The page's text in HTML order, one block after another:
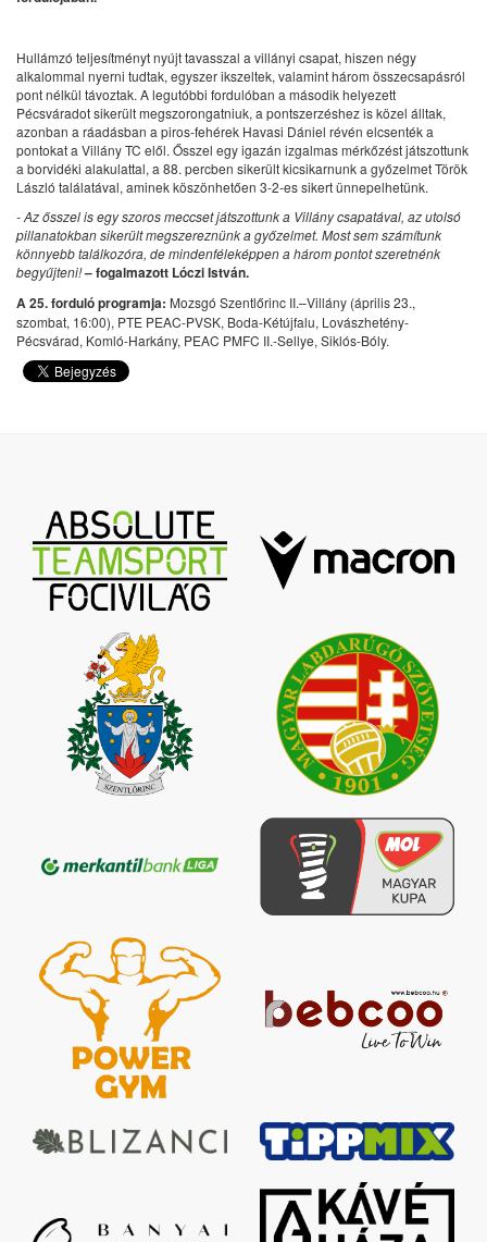
Hullámzó teljesítményt nyújt tavasszal a villányi csapat, hiszen négy
alkalommal nyerni tudtak, egyszer ikszeltek, valamint három összecsapásról
pont nélkül távoztak. A legutóbbi fordulóban a második helyezett
Pécsváradot sikerült megszorongatniuk, a pontszerzéshez is közel álltak,
azonban a ráadásban a piros-fehérek Havasi Dániel révén elcsenték a
pontokat a Villány TC elől. Ősszel egy igazán izgalmas mérkőzést játszottunk
a borvidéki alakulattal, a 88. percben sikerült kicsikarnunk a győzelmet Török
László találatával, aminek köszönhetően 3-2-es sikert ünnepelhetünk.
- Az ősszel is egy szoros meccset játszottunk a Villány csapatával, az utolsó
pillanatokban sikerült megszereznünk a győzelmet. Most sem számítunk
könnyebb találkozóra, de mindenféleképpen a három pontot szeretnénk
begyűjteni!– fogalmazott Lóczi István.
A 25. forduló programja: Mozsgó Szentlőrinc II.–Villány (április 23.,
szombat, 16:00), PTE PEAC-PVSK, Boda-Kétújfalu, Lovászhetény-
Pécsvárad, Komló-Harkány, PEAC PMFC II.-Sellye, Siklós-Bóly.